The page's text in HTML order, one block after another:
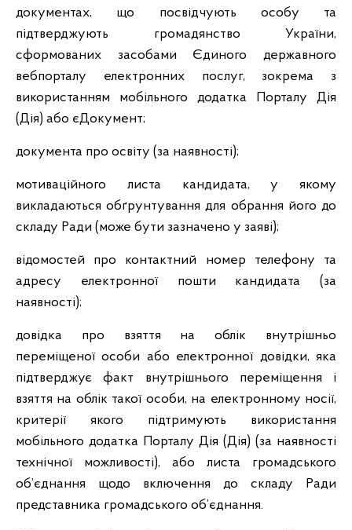
документах, що посвідчують особу та
підтверджують громадянство України,
сформованих засобами Єдиного державного
вебпорталу електронних послуг, зокрема з
використанням мобільного додатка Порталу Дія
(Дія) або єДокумент;
документа про освіту (за наявності);
мотиваційного листа кандидата, у якому
викладаються обґрунтування для обрання його до
складу Ради (може бути зазначено у заяві);
відомостей про контактний номер телефону та
адресу електронної пошти кандидата (за
наявності);
довідка про взяття на облік внутрішньо
переміщеної особи або електронної довідки, яка
підтверджує факт внутрішнього переміщення і
взяття на облік такої особи, на електронному носії,
критерії якого підтримують використання
мобільного додатка Порталу Дія (Дія) (за наявності
технічної можливості), або листа громадського
об’єднання щодо включення до складу Ради
представника громадського об’єднання.